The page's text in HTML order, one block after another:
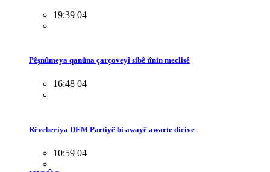
19:39 04
Pêşnûmeya qanûna çarçoveyî sibê tînin meclisê
16:48 04
Rêveberiya DEM Partiyê bi awayê awarte dicive
10:59 04